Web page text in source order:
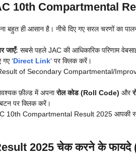
10th Compartmental
बहुत ही आसान है। नीचे दिए गए सरल चरणों का
जाएँ: सबसे पहले JAC की आधिकारिक परिणाम
गए ‘Direct Link‘ पर क्लिक करें।
of Secondary Compartmental/
फ़ील्ड में अपनारोल कोड (Roll Code) और
पर क्लिक करें।
10th Compartmental Result 2025 आपकी
2025 चेक करने के फायदे